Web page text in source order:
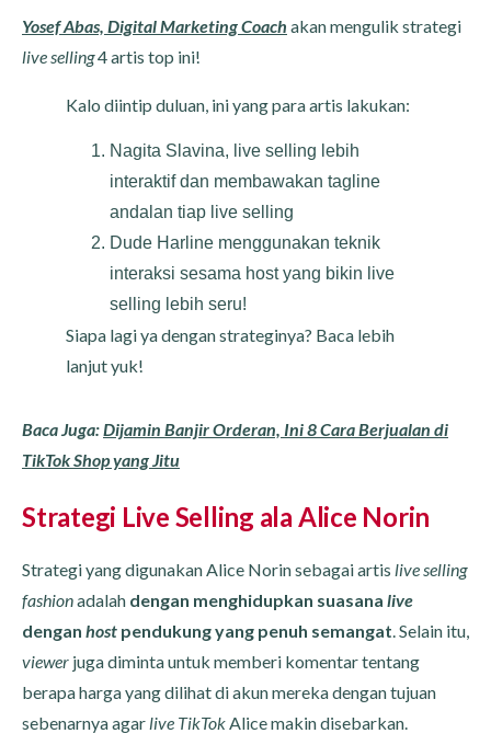
Yosef Abas, Digital Marketing Coach akan mengulik strategi
live selling4 artis top ini!
Kalo diintip duluan, ini yang para artis lakukan:
Nagita Slavina, live selling lebih
interaktif dan membawakan tagline
andalan tiap live selling
Dude Harline menggunakan teknik
interaksi sesama host yang bikin live
selling lebih seru!
Siapa lagi ya dengan strateginya? Baca lebih
lanjut yuk!
Baca Juga:Dijamin Banjir Orderan, Ini 8 Cara Berjualan di
TikTok Shop yang Jitu
Strategi Live Selling ala Alice Norin
Strategi yang digunakan Alice Norin sebagai artis live selling
fashionadalah dengan menghidupkan suasana live
dengan host pendukung yang penuh semangat . Selain itu,
viewer juga diminta untuk memberi komentar tentang
berapa harga yang dilihat di akun mereka dengan tujuan
sebenarnya agar live TikTok Alice makin disebarkan.